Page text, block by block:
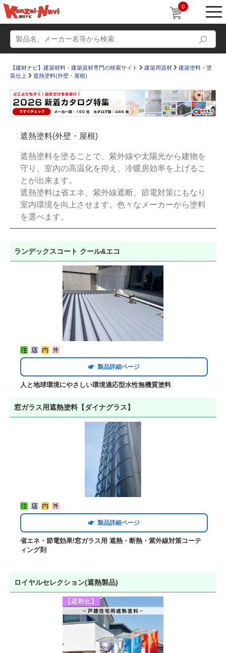
0
すまいリング 設計士インタビュー
Q＆A
お気に入り
【建材ナビ】建築材料・建築資材専門の検索サイト 建築用資材
建築塗料・塗
装仕上
遮熱塗料(外壁・屋根)
遮熱塗料(外壁・屋根)
遮熱塗料を塗ることで、紫外線や太陽光から建物を
守り、室内の高温化を抑え、冷暖房効率を上げるこ
とが出来ます。
遮熱塗料は省エネ、紫外線遮断、節電対策にもなり
室内環境を向上させます。色々なメーカーから塗料
を選べます。
ランデックスコート クール&エコ
製品詳細ページ
人と地球環境にやさしい環境適応型水性無機質塗料
窓ガラス用遮熱塗料【ダイナグラス】
製品詳細ページ
省エネ・節電効果!窓ガラス用 遮熱・断熱・紫外線対策コーテ
ィング剤
ロイヤルセレクション(遮熱製品)